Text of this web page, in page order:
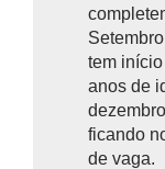
tem
anos de
ficando
de vaga.